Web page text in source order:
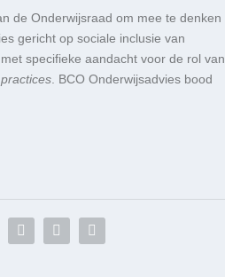
de Onderwijsraad om mee te denken
gericht op sociale inclusie van
specifieke aandacht voor de rol van
. BCO Onderwijsadvies bood